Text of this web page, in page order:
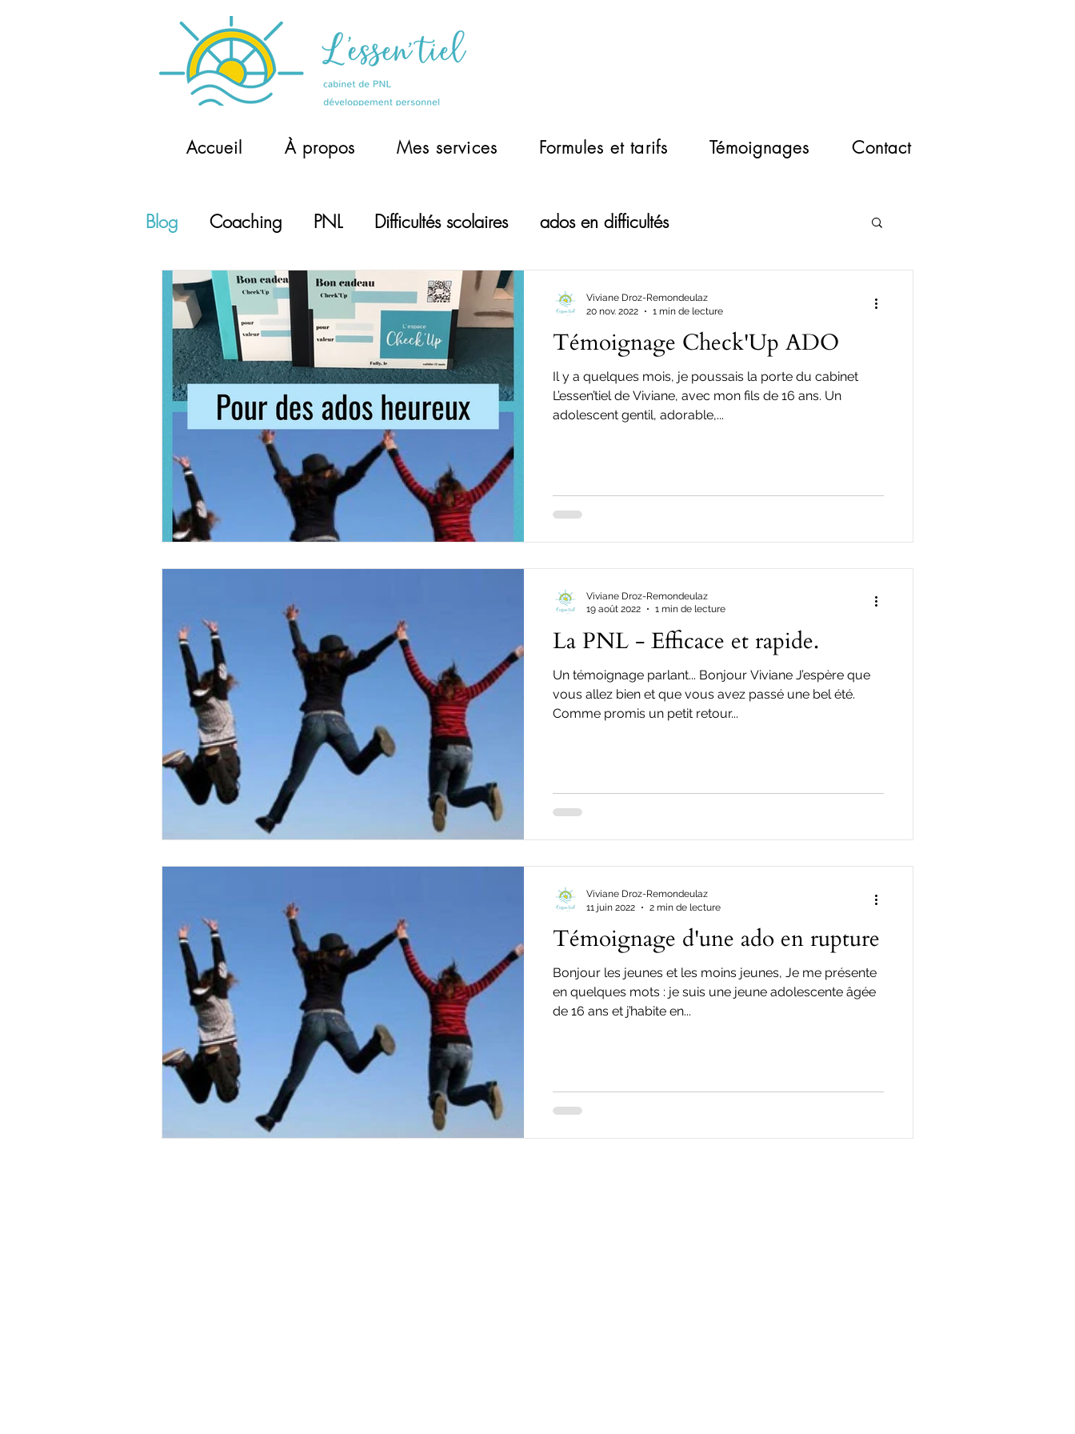
Accueil À propos Mes services Formules et tarifs Témoignages Contact
Blog Coaching PNL Difficultés scolaires ados en difficultés
Témoignage Check'Up ADO
Il y a quelques mois, je poussais la porte du cabinet
L’essen’tiel de Viviane, avec mon fils de 16 ans. Un
adolescent gentil, adorable,...
Viviane Droz-Remondeulaz
20 nov. 2022
1 min de lecture
La PNL - Efficace et rapide.
Un témoignage parlant... Bonjour Viviane J’espère que
vous allez bien et que vous avez passé une bel été.
Comme promis un petit retour...
Viviane Droz-Remondeulaz
19 août 2022
1 min de lecture
Témoignage d'une ado en rupture
Bonjour les jeunes et les moins jeunes, Je me présente
en quelques mots : je suis une jeune adolescente âgée
de 16 ans et j’habite en...
Viviane Droz-Remondeulaz
11 juin 2022
2 min de lecture